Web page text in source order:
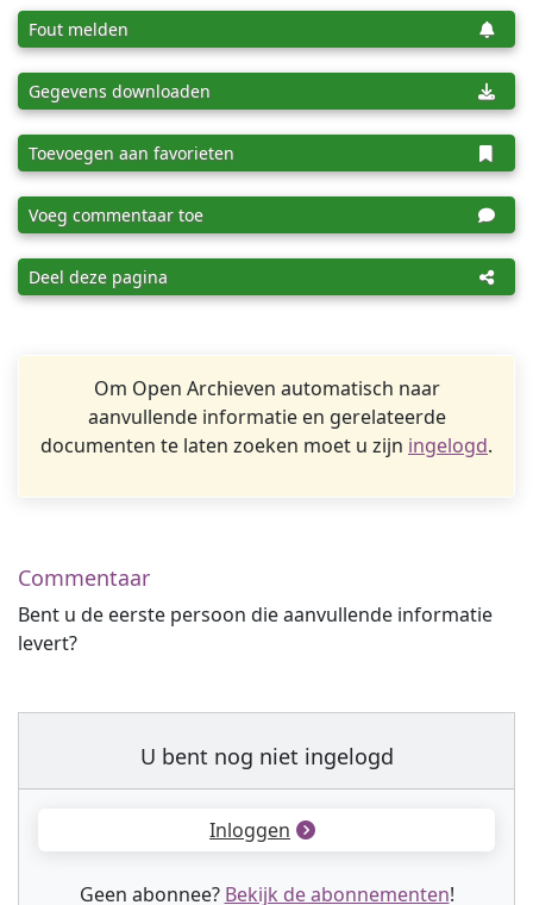
Fout melden
Gegevens downloaden
Toevoegen aan favorieten
Voeg commentaar toe
Deel deze pagina
Om Open Archieven automatisch naar
aanvullende informatie en gerelateerde
documenten te laten zoeken moet u zijn ingelogd.
Commentaar
Bent u de eerste persoon die aanvullende informatie
levert?
U bent nog niet ingelogd
Inloggen
Geen abonnee? Bekijk de abonnementen!